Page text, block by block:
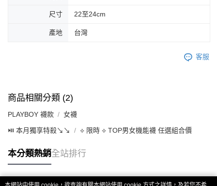
尺寸 22至24cm
產地 台灣
客服
商品相關分類 (2)
PLAYBOY 襪款 女襪
⏯︎ 本月獨享特殺↘︎↘︎ ⟡ 限時 ⟡ TOP男女機能襪 任選組合價
本分類熱銷全站排行